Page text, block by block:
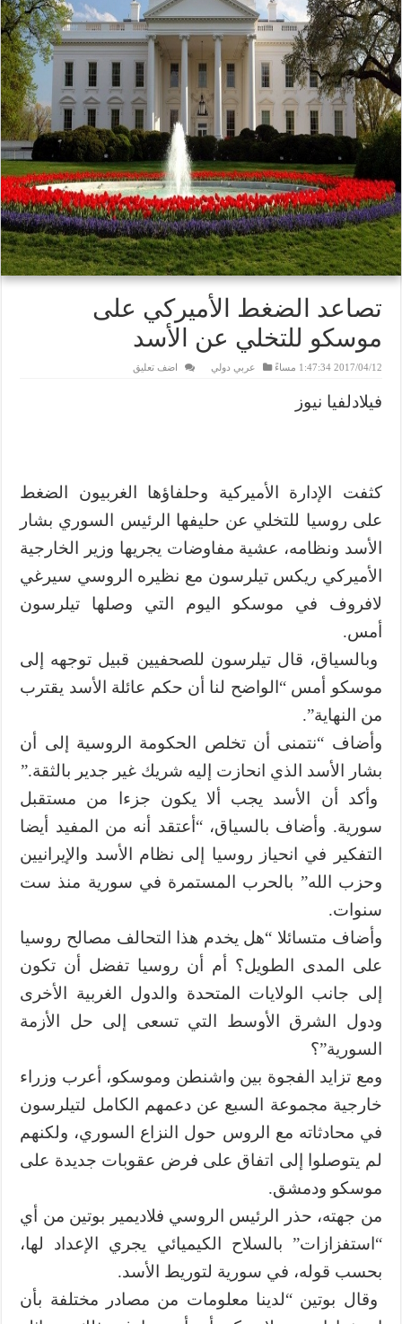
تصاعد الضغط الأميركي على
موسكو للتخلي عن الأسد
2017/04/12 1:47:34 مساءً عربي دولي اضف تعليق
فيلادلفيا نيوز
كثفت الإدارة الأميركية وحلفاؤها الغربيون الضغط
على روسيا للتخلي عن حليفها الرئيس السوري بشار
الأسد ونظامه، عشية مفاوضات يجريها وزير الخارجية
الأميركي ريكس تيلرسون مع نظيره الروسي سيرغي
لافروف في موسكو اليوم التي وصلها تيلرسون
أمس.
وبالسياق، قال تيلرسون للصحفيين قبيل توجهه إلى
موسكو أمس “الواضح لنا أن حكم عائلة الأسد يقترب
من النهاية”.
وأضاف “نتمنى أن تخلص الحكومة الروسية إلى أن
بشار الأسد الذي انحازت إليه شريك غير جدير بالثقة.”
وأكد أن الأسد يجب ألا يكون جزءا من مستقبل
سورية. وأضاف بالسياق، “أعتقد أنه من المفيد أيضا
التفكير في انحياز روسيا إلى نظام الأسد والإيرانيين
وحزب الله” بالحرب المستمرة في سورية منذ ست
سنوات.
وأضاف متسائلا “هل يخدم هذا التحالف مصالح روسيا
على المدى الطويل؟ أم أن روسيا تفضل أن تكون
إلى جانب الولايات المتحدة والدول الغربية الأخرى
ودول الشرق الأوسط التي تسعى إلى حل الأزمة
السورية”؟
ومع تزايد الفجوة بين واشنطن وموسكو، أعرب وزراء
خارجية مجموعة السبع عن دعمهم الكامل لتيلرسون
في محادثاته مع الروس حول النزاع السوري، ولكنهم
لم يتوصلوا إلى اتفاق على فرض عقوبات جديدة على
موسكو ودمشق.
من جهته، حذر الرئيس الروسي فلاديمير بوتين من أي
“استفزازات” بالسلاح الكيميائي يجري الإعداد لها،
بحسب قوله، في سورية لتوريط الأسد.
وقال بوتين “لدينا معلومات من مصادر مختلفة بأن